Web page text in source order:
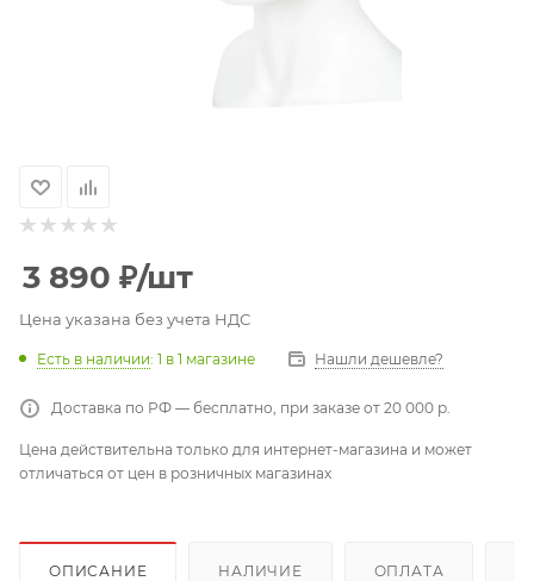
3 890 ₽/шт
Цена указана без учета НДС
Есть в наличии: 1 в 1 магазине Нашли дешевле?
Доставка по РФ — бесплатно, при заказе от 20 000 р.
Цена действительна только для интернет-магазина и может
отличаться от цен в розничных магазинах
ОПИСАНИЕ НАЛИЧИЕ ОПЛАТА